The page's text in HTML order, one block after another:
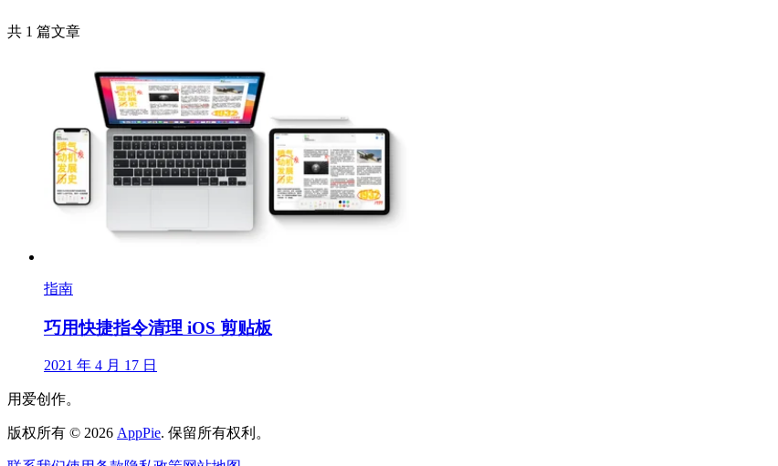
共 1 篇文章
指南
巧用快捷指令清理 iOS 剪贴板
2021 年 4 月 17 日
用爱创作。
版权所有 © 2026 AppPie. 保留所有权利。